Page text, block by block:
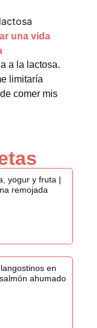
una vida
a la lactosa.
limitaría
comer mis
yogur y fruta |
remojada
en
ahumado